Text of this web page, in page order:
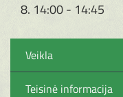
8. 14:00 - 14:45
Veikla
Teisinė informacija